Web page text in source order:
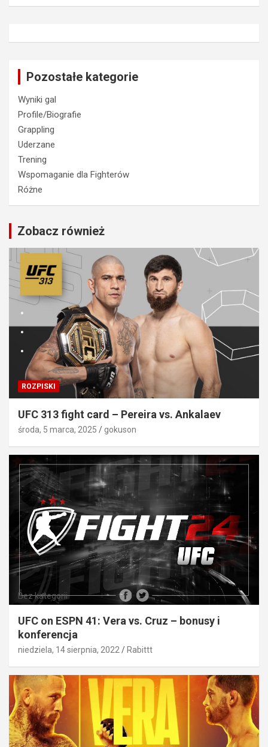
Pozostałe kategorie
Wyniki gal
Profile/Biografie
Grappling
Uderzane
Trening
Wspomaganie dla Fighterów
Różne
Zobacz również
ROZPISKI
UFC 313 fight card – Pereira vs. Ankalaev
środa, 5 marca, 2025 gokuson
Bez kategorii
UFC on ESPN 41: Vera vs. Cruz – bonusy i
konferencja
niedziela, 14 sierpnia, 2022 Rabittt